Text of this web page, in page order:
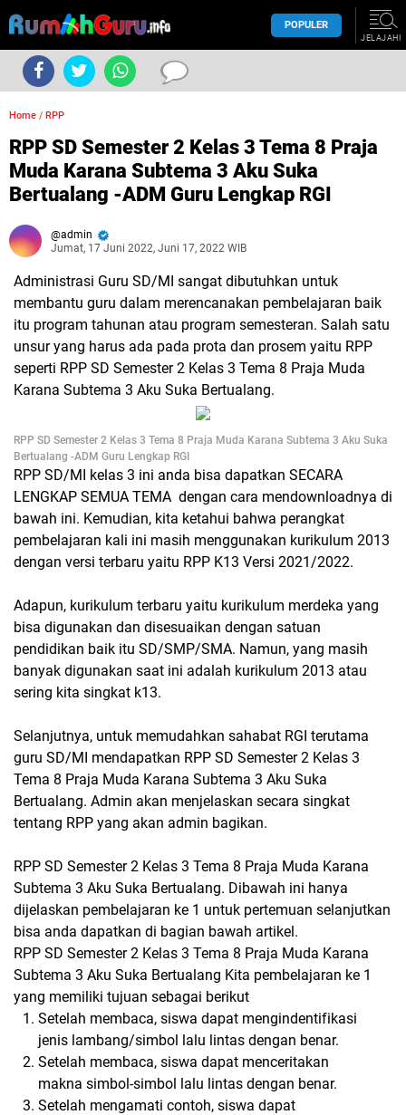
POPULER
JELAJAHI
Home / RPP
RPP SD Semester 2 Kelas 3 Tema 8 Praja
Muda Karana Subtema 3 Aku Suka
Bertualang -ADM Guru Lengkap RGI
admin
Jumat, 17 Juni 2022, Juni 17, 2022 WIB
Administrasi Guru SD/MI sangat dibutuhkan untuk
membantu guru dalam merencanakan pembelajaran baik
itu program tahunan atau program semesteran. Salah satu
unsur yang harus ada pada prota dan prosem yaitu RPP
seperti RPP SD Semester 2 Kelas 3 Tema 8 Praja Muda
Karana Subtema 3 Aku Suka Bertualang.
RPP SD Semester 2 Kelas 3 Tema 8 Praja Muda Karana Subtema 3 Aku Suka
Bertualang -ADM Guru Lengkap RGI
RPP SD/MI kelas 3 ini anda bisa dapatkan SECARA
LENGKAP SEMUA TEMA dengan cara mendownloadnya di
bawah ini. Kemudian, kita ketahui bahwa perangkat
pembelajaran kali ini masih menggunakan kurikulum 2013
dengan versi terbaru yaitu RPP K13 Versi 2021/2022.
Adapun, kurikulum terbaru yaitu kurikulum merdeka yang
bisa digunakan dan disesuaikan dengan satuan
pendidikan baik itu SD/SMP/SMA. Namun, yang masih
banyak digunakan saat ini adalah kurikulum 2013 atau
sering kita singkat k13.
Selanjutnya, untuk memudahkan sahabat RGI terutama
guru SD/MI mendapatkan RPP SD Semester 2 Kelas 3
Tema 8 Praja Muda Karana Subtema 3 Aku Suka
Bertualang. Admin akan menjelaskan secara singkat
tentang RPP yang akan admin bagikan.
RPP SD Semester 2 Kelas 3 Tema 8 Praja Muda Karana
Subtema 3 Aku Suka Bertualang. Dibawah ini hanya
dijelaskan pembelajaran ke 1 untuk pertemuan selanjutkan
bisa anda dapatkan di bagian bawah artikel.
RPP SD Semester 2 Kelas 3 Tema 8 Praja Muda Karana
Subtema 3 Aku Suka Bertualang Kita pembelajaran ke 1
yang memiliki tujuan sebagai berikut
Setelah membaca, siswa dapat mengindentifikasi
jenis lambang/simbol lalu lintas dengan benar.
Setelah membaca, siswa dapat menceritakan
makna simbol-simbol lalu lintas dengan benar.
Setelah mengamati contoh, siswa dapat